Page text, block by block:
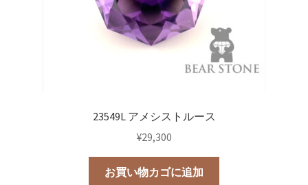
23549L アメシストルース
¥29,300
お買い物カゴに追加